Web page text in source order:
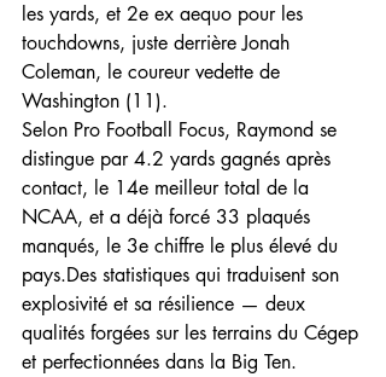
les yards, et 2e ex aequo pour les
touchdowns, juste derrière Jonah
Coleman, le coureur vedette de
Washington (11).
Selon Pro Football Focus, Raymond se
distingue par 4.2 yards gagnés après
contact, le 14e meilleur total de la
NCAA, et a déjà forcé 33 plaqués
manqués, le 3e chiffre le plus élevé du
pays.Des statistiques qui traduisent son
explosivité et sa résilience — deux
qualités forgées sur les terrains du Cégep
et perfectionnées dans la Big Ten.